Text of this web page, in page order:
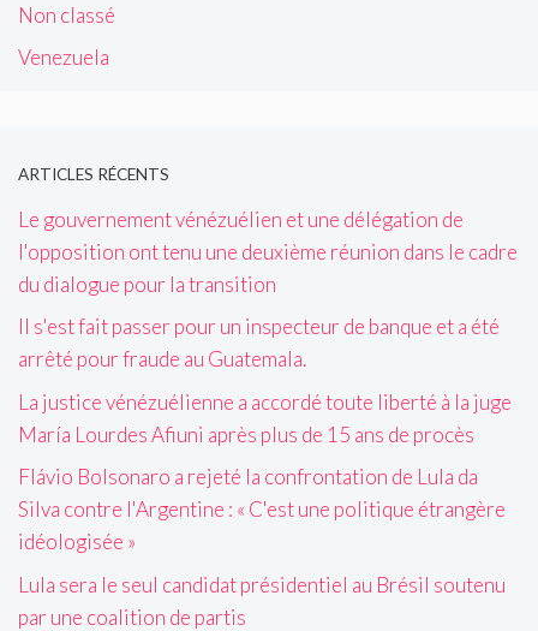
Non classé
Venezuela
ARTICLES RÉCENTS
Le gouvernement vénézuélien et une délégation de
l'opposition ont tenu une deuxième réunion dans le cadre
du dialogue pour la transition
Il s'est fait passer pour un inspecteur de banque et a été
arrêté pour fraude au Guatemala.
La justice vénézuélienne a accordé toute liberté à la juge
María Lourdes Afiuni après plus de 15 ans de procès
Flávio Bolsonaro a rejeté la confrontation de Lula da
Silva contre l'Argentine : « C'est une politique étrangère
idéologisée »
Lula sera le seul candidat présidentiel au Brésil soutenu
par une coalition de partis